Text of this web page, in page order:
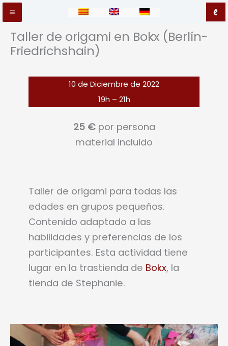
Ir
al
contenido
Main
Menu
€
Taller de origami en Bokx (Berlín-
Friedrichshain)
10 de Diciembre de 2022
19h – 21h
25 €por persona
material incluido
Taller de origami para todas las
edades en grupos pequeños.
Contenido adaptado a las
habilidades y preferencias de los
participantes. Esta actividad tiene
lugar en la trastienda de Bokx, la
tienda de Stephanie.